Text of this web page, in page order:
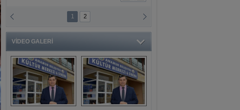
Bünyesinde Bahar Şöleni
1 2
VİDEO GALERİ